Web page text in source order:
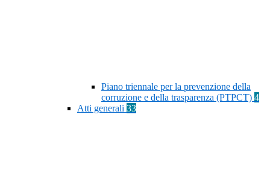
Piano triennale per la prevenzione della
corruzione e della trasparenza (PTPCT) 4
Atti generali 33